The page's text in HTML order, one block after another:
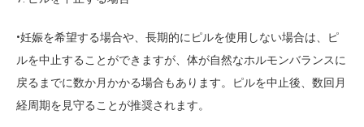
•妊娠を希望する場合や、長期的にピルを使用しない場合は、ピ
ルを中止することができますが、体が自然なホルモンバランスに
戻るまでに数か月かかる場合もあります。ピルを中止後、数回月
経周期を見守ることが推奨されます。